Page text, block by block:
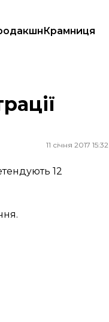
Крамниця
11 січня 2017 15:32
12